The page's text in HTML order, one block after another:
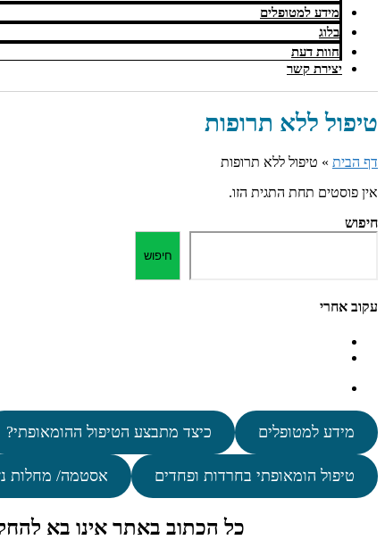
מידע למטופלים
בלוג
חוות דעת
יצירת קשר
טיפול ללא תרופות
דף הבית » טיפול ללא תרופות
אין פוסטים תחת התגית הזו.
חיפוש
חיפוש
עקוב אחרי
מידע למטופלים כיצד מתבצע הטיפול ההומאופתי?
טיפול הומאופתי בחרדות ופחדים אסטמה/ מחלות
כל הכתוב באתר אינו בא